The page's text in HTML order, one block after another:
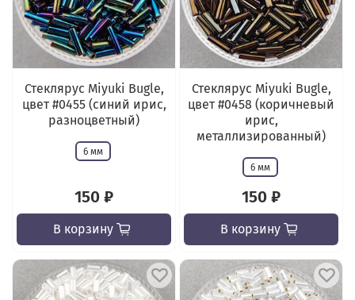
Стеклярус Miyuki Bugle,
цвет #0455 (синий ирис,
разноцветный)
6 мм
150 ₽
В корзину
Стеклярус Miyuki Bugle,
цвет #0458 (коричневый
ирис,
металлизированный)
6 мм
150 ₽
В корзину